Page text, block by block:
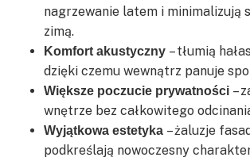
nagrzewanie latem i minimalizują
zimą.
Komfort akustyczny – tłumią
dzięki czemu wewnątrz panuje
Większe poczucie prywatności –
wnętrze bez całkowitego
Wyjątkowa estetyka – żaluzje
podkreślają nowoczesny